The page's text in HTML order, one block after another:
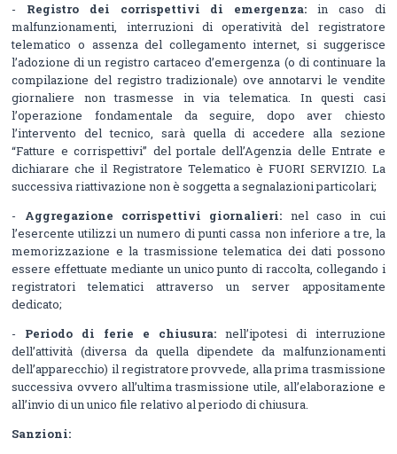
- Registro dei corrispettivi di emergenza: in caso di
malfunzionamenti, interruzioni di operatività del registratore
telematico o assenza del collegamento internet, si suggerisce
l’adozione di un registro cartaceo d’emergenza (o di continuare la
compilazione del registro tradizionale) ove annotarvi le vendite
giornaliere non trasmesse in via telematica. In questi casi
l’operazione fondamentale da seguire, dopo aver chiesto
l’intervento del tecnico, sarà quella di accedere alla sezione
“Fatture e corrispettivi” del portale dell’Agenzia delle Entrate e
dichiarare che il Registratore Telematico è FUORI SERVIZIO. La
successiva riattivazione non è soggetta a segnalazioni particolari;
- Aggregazione corrispettivi giornalieri: nel caso in cui
l’esercente utilizzi un numero di punti cassa non inferiore a tre, la
memorizzazione e la trasmissione telematica dei dati possono
essere effettuate mediante un unico punto di raccolta, collegando i
registratori telematici attraverso un server appositamente
dedicato;
- Periodo di ferie e chiusura:nell’ipotesi di interruzione
dell’attività (diversa da quella dipendete da malfunzionamenti
dell’apparecchio) il registratore provvede, alla prima trasmissione
successiva ovvero all’ultima trasmissione utile, all’elaborazione e
all’invio di un unico file relativo al periodo di chiusura.
Sanzioni: